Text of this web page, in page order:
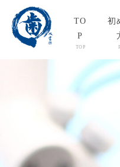
TO
P
TOP
初